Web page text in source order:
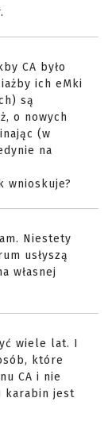
CA było
ich eMki
są
o nowych
(w
na
wnioskuje?
Niestety
usłyszą
własnej
wiele lat. I
które
CA i nie
karabin jest